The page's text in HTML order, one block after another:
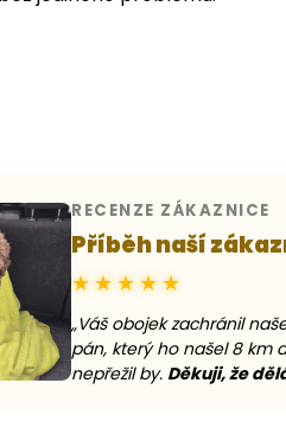
RECENZE ZÁKAZNICE
Příběh naší
★★★★★
„Váš obojek zachránil
pán, který ho našel 8 km
nepřežil by. Děkuji, že